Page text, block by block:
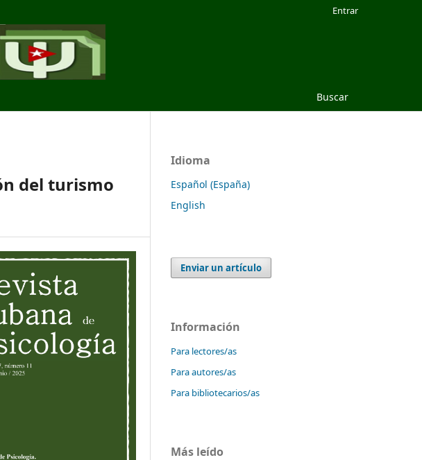
Buscar
Entrar
del turismo
Idioma
Español (España)
English
Enviar un artículo
Información
Para lectores/as
Para autores/as
Para bibliotecarios/as
Más leído